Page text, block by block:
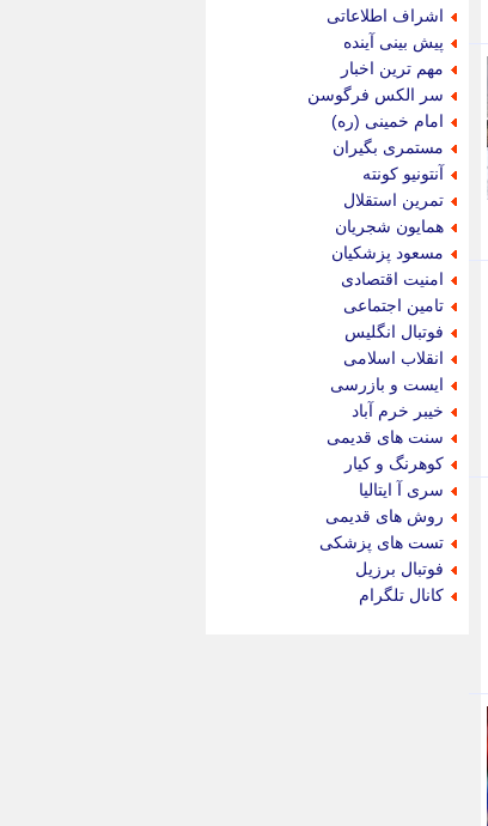
اشراف اطلاعاتی
پیش بینی آینده
مهم ترین اخبار
سر الکس فرگوسن
امام خمینی (ره)
مستمری بگیران
آنتونیو کونته
تمرین استقلال
همایون شجریان
مسعود پزشکیان
امنیت اقتصادی
تامین اجتماعی
فوتبال انگلیس
انقلاب اسلامی
ایست و بازرسی
خیبر خرم آباد
سنت های قدیمی
کوهرنگ و کیار
سری آ ایتالیا
روش های قدیمی
تست های پزشکی
فوتبال برزیل
کانال تلگرام